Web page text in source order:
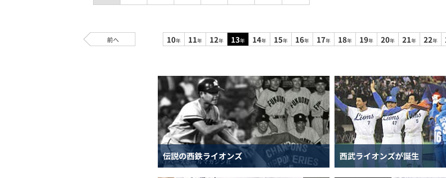
10年 11年 12年 13年 14年 15年 16年 17年 18年 19年 20年 21年 22年
前へ
伝説の西鉄ライオンズ 西武ライオンズが誕生